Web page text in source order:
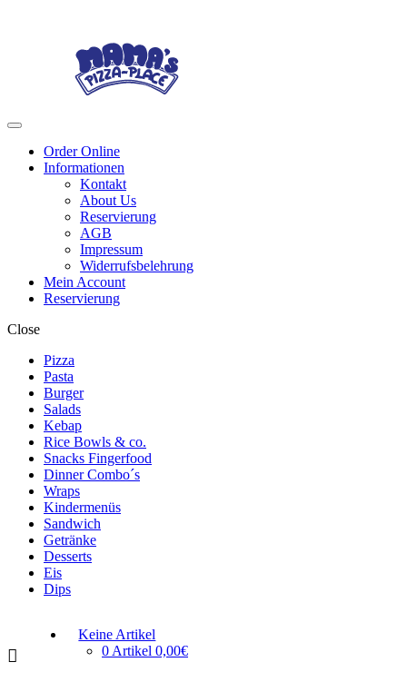
Menu
Order Online
Informationen
Kontakt
About Us
Reservierung
AGB
Impressum
Widerrufsbelehrung
Mein Account
Reservierung
Close
Pizza
Pasta
Burger
Salads
Kebap
Rice Bowls & co.
Snacks Fingerfood
Dinner Combo´s
Wraps
Kindermenüs
Sandwich
Getränke
Desserts
Eis
Dips
Keine Artikel
0 Artikel 0,00€